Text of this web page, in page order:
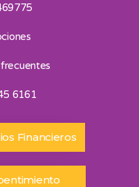
6161
Financieros